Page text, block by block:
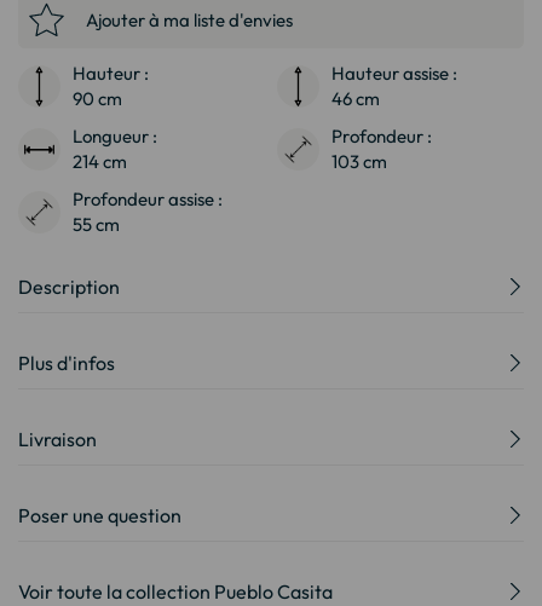
Ajouter à ma liste d'envies
Hauteur :
90 cm
Hauteur assise :
46 cm
Longueur :
214 cm
Profondeur :
103 cm
Profondeur assise :
55 cm
Description
Plus d'infos
Livraison
Poser une question
Voir toute la collection Pueblo Casita